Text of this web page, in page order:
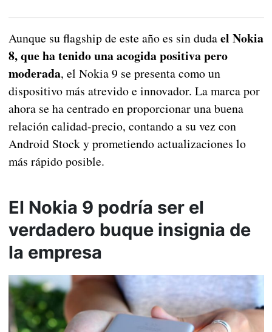
Aunque su flagship de este año es sin dudael Nokia
8, que ha tenido una acogida positiva pero
moderada, el Nokia 9 se presenta como un
dispositivo más atrevido e innovador. La marca por
ahora se ha centrado en proporcionar una buena
relación calidad-precio, contando a su vez con
Android Stock y prometiendo actualizaciones lo
más rápido posible.
El Nokia 9 podría ser el
verdadero buque insignia de
la empresa